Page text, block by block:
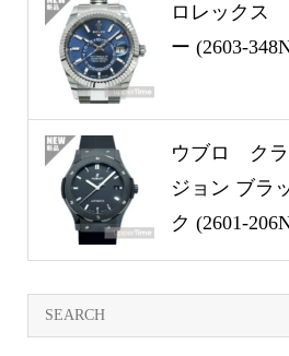
ロレックス
ー (2603-
ウブロ クラ
ジョン ブラ
ク (2601-